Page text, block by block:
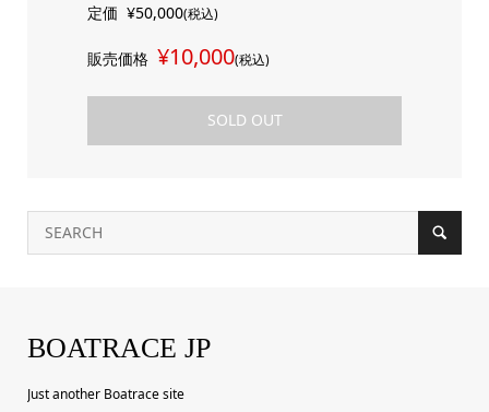
定価 ¥50,000(税込)
販売価格 ¥10,000(税込)
SOLD OUT
BOATRACE JP
Just another Boatrace site